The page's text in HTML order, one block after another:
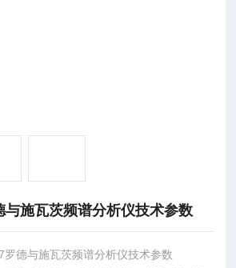
与施瓦茨频谱分析仪技术参数
罗德与施瓦茨频谱分析仪技术参数